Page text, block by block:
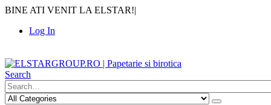
BINE ATI VENIT LA ELSTAR!|
Log In
Search